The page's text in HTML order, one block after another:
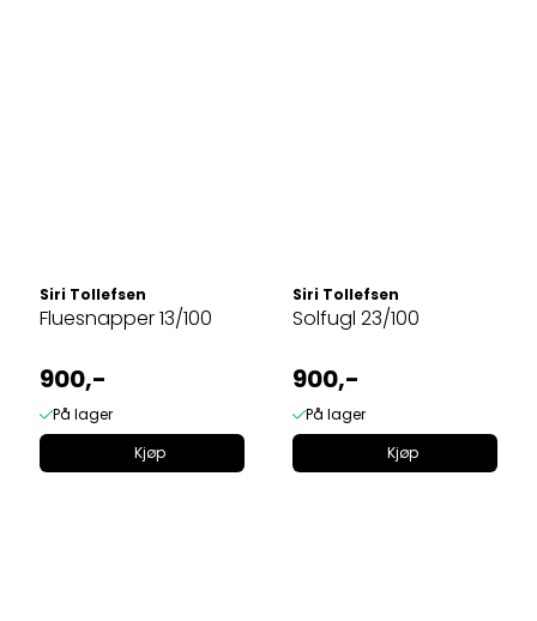
Siri Tollefsen
Fluesnapper 13/100
900,-
På lager
Kjøp
Siri Tollefsen
Solfugl 23/100
900,-
På lager
Kjøp